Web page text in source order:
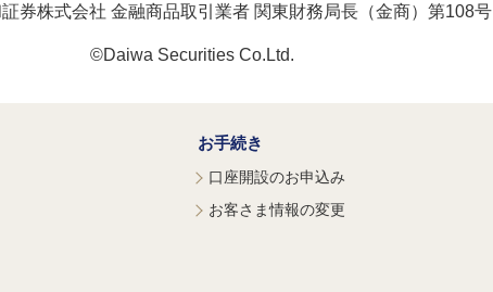
券株式会社 金融商品取引業者 関東財務局長（金商）第108号
©Daiwa Securities Co.Ltd.
お手続き
口座開設のお申込み
お客さま情報の変更